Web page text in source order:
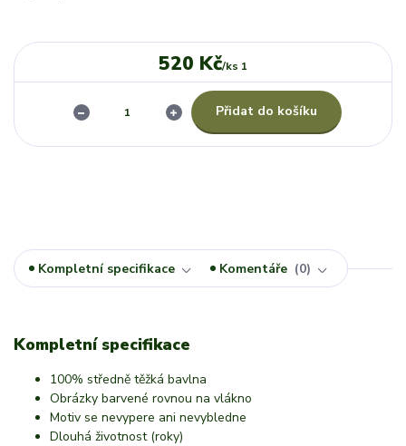
520 Kč/ks 1
Přidat do košíku
Kompletní specifikace Komentáře 0
Kompletní specifikace
100% středně těžká bavlna
Obrázky barvené rovnou na vlákno
Motiv se nevypere ani nevybledne
Dlouhá životnost (roky)